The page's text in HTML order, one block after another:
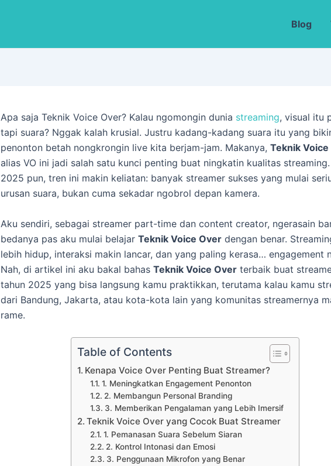
Blog
Apa saja Teknik Voice Over? Kalau ngomongin dunia streaming, visual itu
tapi suara? Nggak kalah krusial. Justru kadang-kadang suara itu yang
penonton betah nongkrongin live kita berjam-jam. Makanya, Teknik
alias VO ini jadi salah satu kunci penting buat ningkatin kualitas streaming.
2025 pun, tren ini makin keliatan: banyak streamer sukses yang mulai
urusan suara, bukan cuma sekadar ngobrol depan kamera.
Aku sendiri, sebagai streamer part-time dan content creator, ngerasain
bedanya pas aku mulai belajar Teknik Voice Over dengan benar.
lebih hidup, interaksi makin lancar, dan yang paling kerasa… engagement
Nah, di artikel ini aku bakal bahas Teknik Voice Over terbaik buat
tahun 2025 yang bisa langsung kamu praktikkan, terutama kalau kamu
dari Bandung, Jakarta, atau kota-kota lain yang komunitas streamernya
rame.
Table of Contents
Kenapa Voice Over Penting Buat Streamer?
1. Meningkatkan Engagement Penonton
2. Membangun Personal Branding
3. Memberikan Pengalaman yang Lebih Imersif
Teknik Voice Over yang Cocok Buat Streamer
1. Pemanasan Suara Sebelum Siaran
2. Kontrol Intonasi dan Emosi
3. Penggunaan Mikrofon yang Benar